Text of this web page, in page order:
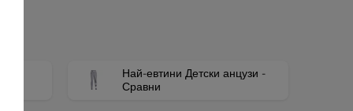
Най-евтини Детски анцузи -
Сравни